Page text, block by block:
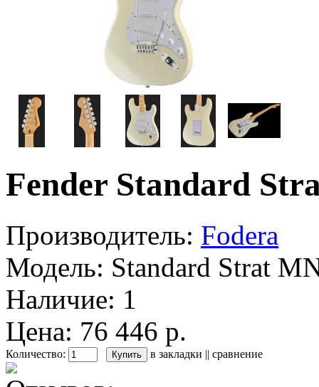
Fender Standard
Производитель: Fodera
Модель: Standard Strat
Наличие: 1
Цена: 76 446 р.
Количество: в закладки || сравнение